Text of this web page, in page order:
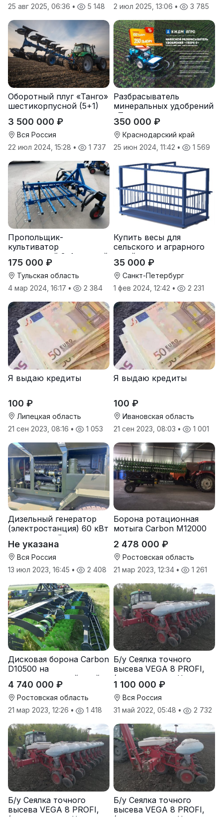
25 авг 2025, 06:36 • 5 148 2 июл 2025, 13:06 • 3 785
Оборотный плуг «Танго»
шестикорпусной (5+1)
3 500 000 ₽
Вся Россия
22 июл 2024, 15:28 • 1 737
Разбрасыватель
минеральных удобрений
«Тверк»
350 000 ₽
Краснодарский край
25 июн 2024, 11:42 • 1 569
Пропольщик-
культиватор
штригерный 3-4-рядный
«ТУЛКА-3/4»
175 000 ₽
Тульская область
4 мар 2024, 16:17 • 2 384
Купить весы для
сельского и аграрного
хозяйства от
производителя
35 000 ₽
Санкт-Петербург
1 фев 2024, 12:42 • 2 231
Я выдаю кредиты
100 ₽
Липецкая область
21 сен 2023, 08:16 • 1 053
Я выдаю кредиты
100 ₽
Ивановская область
21 сен 2023, 08:03 • 1 001
Дизельный генератор
(электростанция) 60 кВт
-автономный источник
электроэнергии
Не указана
Вся Россия
13 июл 2023, 16:45 • 2 408
Борона ротационная
мотыга Carbon М12000
2 478 000 ₽
Ростовская область
21 мар 2023, 12:34 • 1 261
Дисковая борона Carbon
D10500 на
подпружиненной стойке
(3D)
4 740 000 ₽
Ростовская область
21 мар 2023, 12:26 • 1 418
Б/у Сеялка точного
высева VEGA 8 PROFI,
(производство Червона
Зирка), 2016 г., в
отличном состоянии
1 100 000 ₽
Вся Россия
31 май 2022, 05:48 • 2 732
Б/у Сеялка точного
высева VEGA 8 PROFI,
Б/у Сеялка точного
высева VEGA 8 PROFI,